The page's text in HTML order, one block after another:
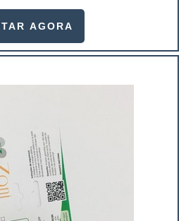
possibilidades de venda, visto
uma solapa é ainda melhor,
AGORA